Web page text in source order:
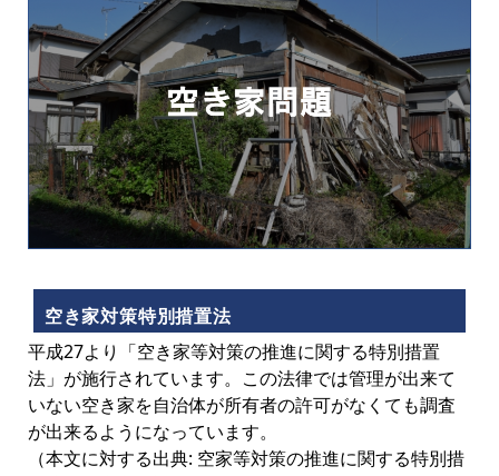
空き家対策特別措置法
平成27より「空き家等対策の推進に関する特別措置
法」が施行されています。この法律では管理が出来て
いない空き家を自治体が所有者の許可がなくても調査
が出来るようになっています。
（本文に対する出典: 空家等対策の推進に関する特別措